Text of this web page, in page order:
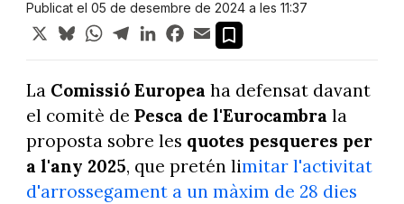
Publicat el 05 de desembre de 2024 a les 11:37
X BlueskyWhatsApp
TelegramLinkedInFacebook
Email
La Comissió Europea ha defensat davant
el comitè de Pesca de l'Eurocambra la
proposta sobre les quotes pesqueres per
a l'any 2025, que pretén limitar l'activitat
d'arrossegament a un màxim de 28 dies